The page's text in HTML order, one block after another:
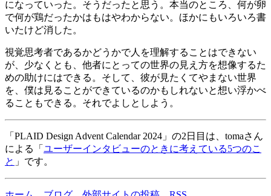
になっていった。そうだったと思う。本当のところ、何が卵
で何が鶏だったかはもはやわからない。ほかにもいろいろ書
いたけど消した。
視覚思考者であるかどうかで人を理解することはできない
が、少なくとも、他者にとっての世界の見え方を想像するた
めの助けにはできる。そして、彼が見たくてやまない世界
を、僕は見ることができているのかもしれないと想い浮かべ
ることもできる。それでよしとしよう。
「PLAID Design Advent Calendar 2024」の2日目は、tomaさん
による「 ユーザーインタビューのときに考えている5つのこ
と 」です。